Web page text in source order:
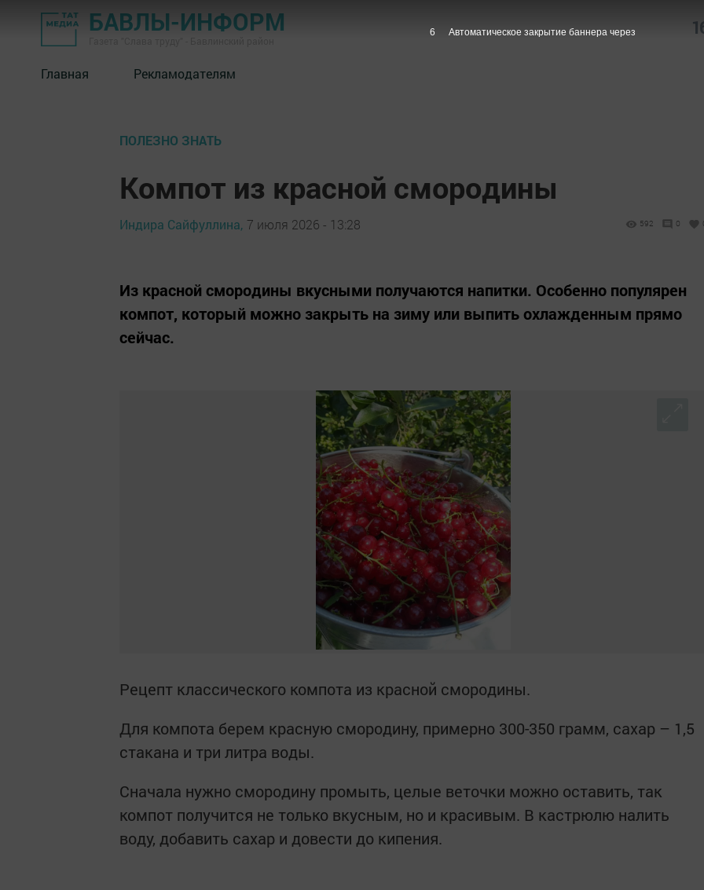
БАВЛЫ-ИНФОРМ
Главная Рекламодателям
ПОЛЕЗНО ЗНАТЬ
Компот из красной смородины
Индира Сайфуллина, 7 июля 2026 - 13:28 592 0
Из красной смородины вкусными получаются напитки. Особенно популярен
компот, который можно закрыть на зиму или выпить охлажденным прямо
сейчас.
Рецепт классического компота из красной смородины.
Для компота берем красную смородину, примерно 300-350 грамм, сахар – 1,5
стакана и три литра воды.
Сначала нужно смородину промыть, целые веточки можно оставить, так
компот получится не только вкусным, но и красивым. В кастрюлю налить
воду, добавить сахар и довести до кипения.
5 Автоматическое закрытие баннера через